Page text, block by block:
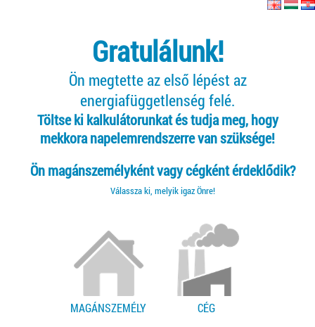
Gratulálunk!
Ön megtette az első lépést az
energiafüggetlenség felé.
Töltse ki kalkulátorunkat és tudja meg, hogy
mekkora napelemrendszerre van szüksége!
Ön magánszemélyként vagy cégként érdeklődik?
Válassza ki, melyik igaz Önre!
MAGÁNSZEMÉLY CÉG